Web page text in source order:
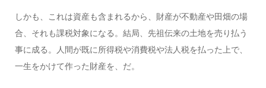
しかも、これは資産も含まれるから、財産が不動産や田畑の場
合、それも課税対象になる。結局、先祖伝来の土地を売り払う
事に成る。人間が既に所得税や消費税や法人税を払った上で、
一生をかけて作った財産を、だ。